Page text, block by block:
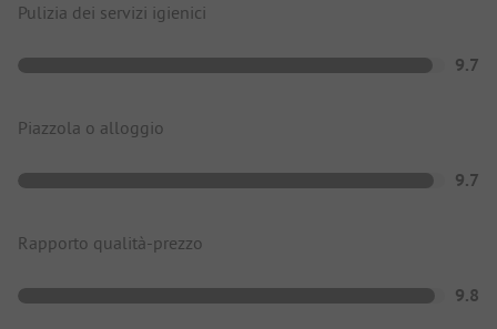
Pulizia dei servizi igienici
9.7
Piazzola o alloggio
9.7
Rapporto qualità-prezzo
9.8